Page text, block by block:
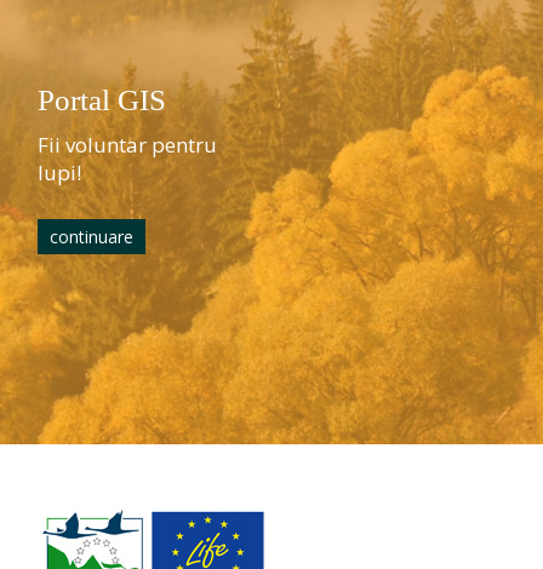
Portal GIS
Fii voluntar pentru
lupi!
continuare